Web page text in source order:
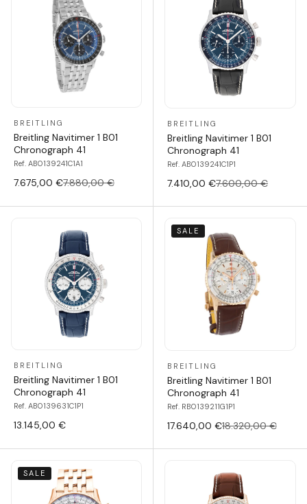
BREITLING
Breitling Navitimer 1 B01
Chronograph 41
Ref. AB0139241C1A1
7.675,00 €7.880,00 €
BREITLING
Breitling Navitimer 1 B01
Chronograph 41
Ref. AB0139241C1P1
7.410,00 €7.600,00 €
BREITLING
Breitling Navitimer 1 B01
Chronograph 41
Ref. AB0139631C1P1
13.145,00 €
SALE
BREITLING
Breitling Navitimer 1 B01
Chronograph 41
Ref. RB0139211G1P1
17.640,00 €18.320,00 €
SALE